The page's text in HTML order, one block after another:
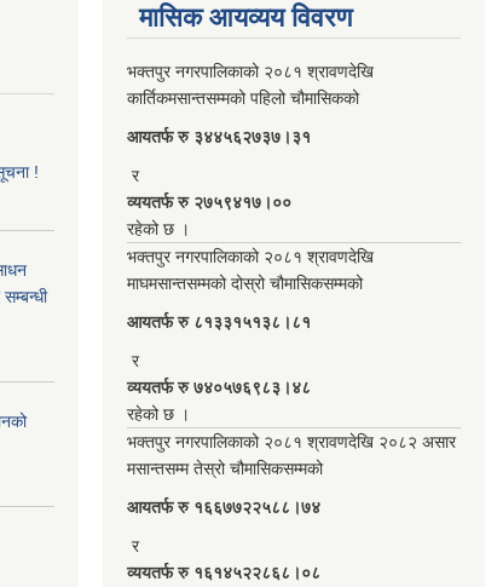
!
मासिक आयव्यय विवरण
भक्तपुर नगरपालिकाको २०८१ श्रावणदेखि
कार्तिकमसान्तसम्मको पहिलो चौमासिकको
आयतर्फ रु‌ ३४४५६२७३७।३१
र
व्ययतर्फ रु २७५९४१७।००
रहेको छ ।
भक्तपुर नगरपालिकाको २०८१ श्रावणदेखि
माघमसान्तसम्मको दोस्रो चौमासिकसम्मको
आयतर्फ रु‌ ८१३३१५१३८।८१
र
व्ययतर्फ रु ७४०५७६९८३।४८
रहेको छ ।
भक्तपुर नगरपालिकाको २०८१ श्रावणदेखि २०८२ असार
मसान्तसम्म तेस्रो चौमासिकसम्मको
आयतर्फ रु‌ १६६७७२२५८८।७४
र
व्ययतर्फ रु १६१४५२२८६८।०८